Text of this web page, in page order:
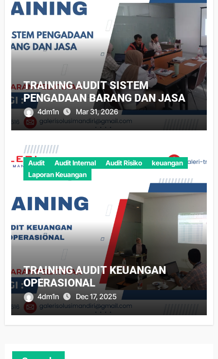
TRAINING AUDIT SISTEM
PENGADAAN BARANG DAN JASA
4dm1n Mar 31, 2026
Audit Audit Internal Audit Risiko
keuangan
Laporan Keuangan
TRAINING AUDIT KEUANGAN
OPERASIONAL
4dm1n Dec 17, 2025